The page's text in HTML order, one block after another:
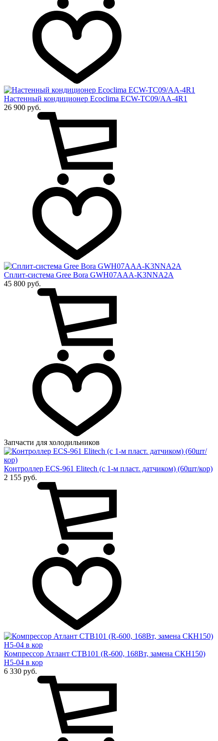
Настенный кондиционер Ecoclima ECW-TC09/AA-4R1
26 900 руб.
Сплит-система Gree Bora GWH07AAA-K3NNA2A
45 800 руб.
Запчасти для холодильников
Контроллер ECS-961 Elitech (с 1-м пласт. датчиком) (60шт/кор)
2 155 руб.
Компрессор Атлант СТВ101 (R-600, 168Вт, замена СКН150)
Н5-04 в кор
6 330 руб.